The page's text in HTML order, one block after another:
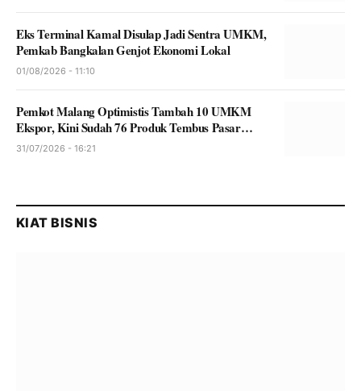
Eks Terminal Kamal Disulap Jadi Sentra UMKM,
Pemkab Bangkalan Genjot Ekonomi Lokal
01/08/2026 - 11:10
Pemkot Malang Optimistis Tambah 10 UMKM
Ekspor, Kini Sudah 76 Produk Tembus Pasar
Global
31/07/2026 - 16:21
KIAT BISNIS